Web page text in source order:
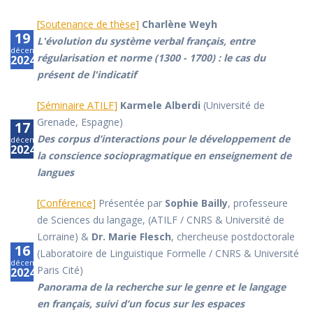
19
décembre
2024
[Soutenance de thèse] Charlène Weyh
L'évolution du système verbal français, entre
régularisation et norme (1300 - 1700) : le cas du
présent de l'indicatif
17
décembre
2024
[Séminaire ATILF] Karmele Alberdi (Université de
Grenade, Espagne)
Des corpus d’interactions pour le développement de
la conscience sociopragmatique en enseignement de
langues
16
décembre
2024
[Conférence] Présentée par Sophie Bailly, professeure
de Sciences du langage, (ATILF / CNRS & Université de
Lorraine) & Dr. Marie Flesch, chercheuse postdoctorale
(Laboratoire de Linguistique Formelle / CNRS & Université
Paris Cité)
Panorama de la recherche sur le genre et le langage
en français, suivi d’un focus sur les espaces